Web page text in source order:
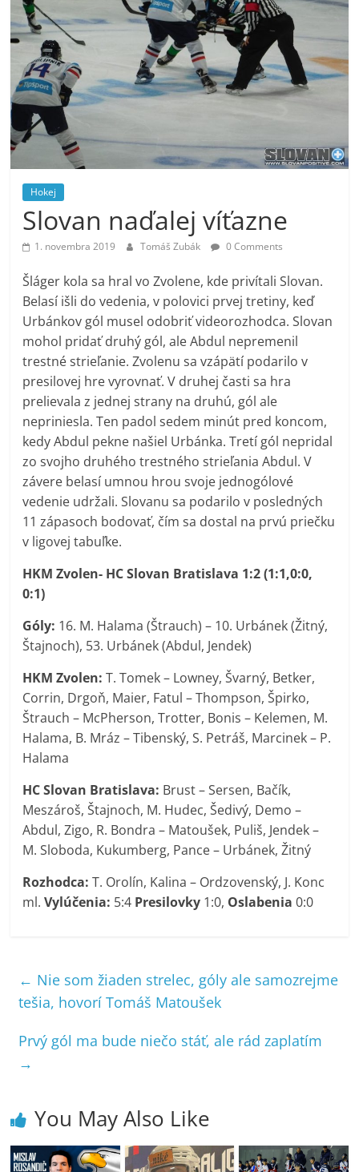
Hokej
Slovan naďalej víťazne
1. novembra 2019 Tomáš Zubák 0 Comments
Šláger kola sa hral vo Zvolene, kde privítali Slovan.
Belasí išli do vedenia, v polovici prvej tretiny, keď
Urbánkov gól musel odobriť videorozhodca. Slovan
mohol pridať druhý gól, ale Abdul nepremenil
trestné strieľanie. Zvolenu sa vzápätí podarilo v
presilovej hre vyrovnať. V druhej časti sa hra
prelievala z jednej strany na druhú, gól ale
nepriniesla. Ten padol sedem minút pred koncom,
kedy Abdul pekne našiel Urbánka. Tretí gól nepridal
zo svojho druhého trestného strieľania Abdul. V
závere belasí umnou hrou svoje jednogólové
vedenie udržali. Slovanu sa podarilo v posledných
11 zápasoch bodovať, čím sa dostal na prvú priečku
v ligovej tabuľke.
HKM Zvolen- HC Slovan Bratislava 1:2 (1:1,0:0,
0:1)
Góly: 16. M. Halama (Štrauch) – 10. Urbánek (Žitný,
Štajnoch), 53. Urbánek (Abdul, Jendek)
HKM Zvolen: T. Tomek – Lowney, Švarný, Betker,
Corrin, Drgoň, Maier, Fatul – Thompson, Špirko,
Štrauch – McPherson, Trotter, Bonis – Kelemen, M.
Halama, B. Mráz – Tibenský, S. Petráš, Marcinek – P.
Halama
HC Slovan Bratislava: Brust – Sersen, Bačík,
Meszároš, Štajnoch, M. Hudec, Šedivý, Demo –
Abdul, Zigo, R. Bondra – Matoušek, Puliš, Jendek –
M. Sloboda, Kukumberg, Pance – Urbánek, Žitný
Rozhodca: T. Orolín, Kalina – Ordzovenský, J. Konc
ml. Vylúčenia: 5:4 Presilovky 1:0, Oslabenia0:0
← Nie som žiaden strelec, góly ale samozrejme
tešia, hovorí Tomáš Matoušek
Prvý gól ma bude niečo stáť, ale rád zaplatím
→
You May Also Like